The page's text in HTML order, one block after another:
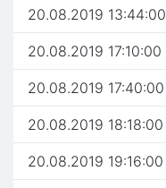
20.08.2019 13:44:00
20.08.2019 17:10:00
20.08.2019 17:40:00
20.08.2019 18:18:00
20.08.2019 19:16:00